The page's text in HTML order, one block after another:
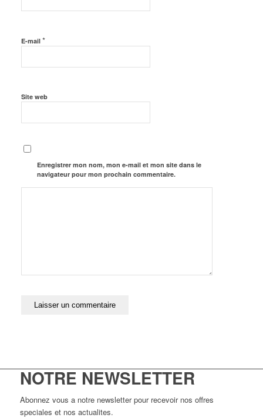
E-mail *
Site web
Enregistrer mon nom, mon e-mail et mon site dans le
navigateur pour mon prochain commentaire.
NOTRE NEWSLETTER
Abonnez vous a notre newsletter pour recevoir nos offres
speciales et nos actualites.